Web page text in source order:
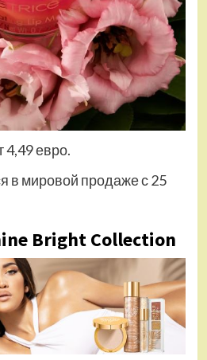
4,49 евро.
в мировой продаже с 25
Bright Collection